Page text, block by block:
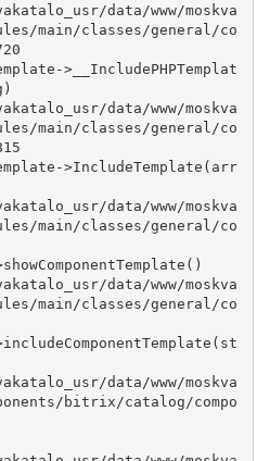
main/classes/general/co
>__IncludePHPTemplat
main/classes/general/co
>IncludeTemplate(arr
main/classes/general/co
main/classes/general/co
bitrix/catalog/compo